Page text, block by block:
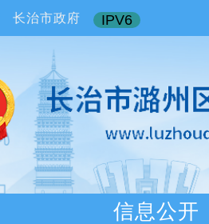
长治市政府 IPV6
信息公开